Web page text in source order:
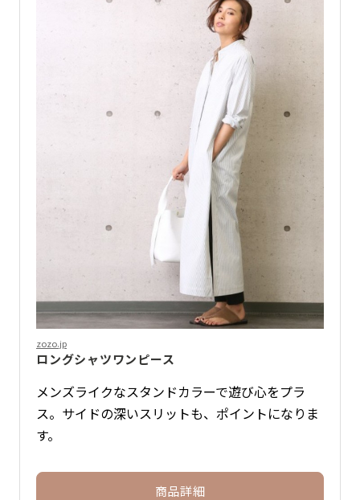
zozo.jp
ロングシャツワンピース
メンズライクなスタンドカラーで遊び心をプラ
ス。サイドの深いスリットも、ポイントになりま
す。
商品詳細